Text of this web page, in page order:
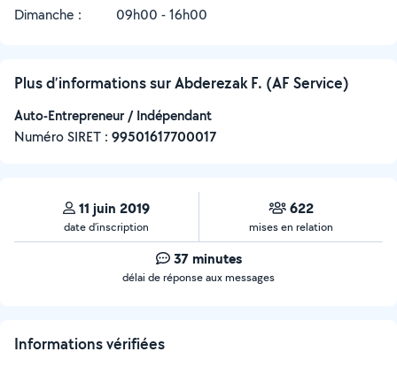
Dimanche :
09h00 - 16h00
Plus d’informations sur Abderezak F. (AF Service)
Auto-Entrepreneur / Indépendant
Numéro SIRET : ‍99501617700017
11 juin 2019
date d’inscription
622
mises en relation
37 minutes
délai de réponse aux messages
Informations vérifiées